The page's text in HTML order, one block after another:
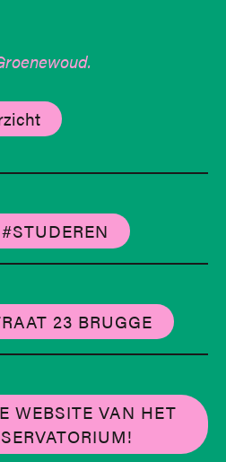
#STUDEREN
23 BRUGGE
WEBSITE VAN HET